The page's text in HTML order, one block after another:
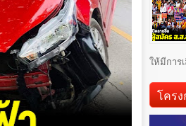
ให้มีการ
โคร